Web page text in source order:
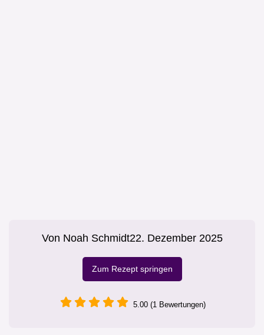
Von Noah Schmidt22. Dezember 2025
Zum Rezept springen
5.00 (1 Bewertungen)